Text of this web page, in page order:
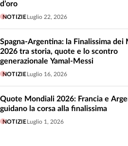
d’oro
NOTIZIELuglio 22, 2026
Spagna-Argentina: la Finalissima dei
2026 tra storia, quote e lo scontro
generazionale Yamal-Messi
NOTIZIELuglio 16, 2026
Quote Mondiali 2026: Francia e
guidano la corsa alla finalissima
NOTIZIELuglio 1, 2026